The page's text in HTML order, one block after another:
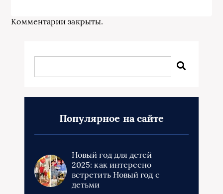
Комментарии закрыты.
Популярное на сайте
Новый год для детей
2025: как интересно
встретить Новый год с
детьми